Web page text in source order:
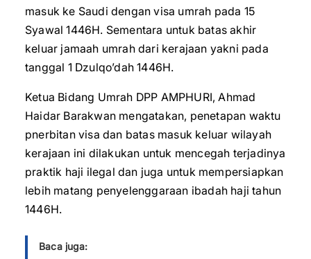
masuk ke Saudi dengan visa umrah pada 15
Syawal 1446H. Sementara untuk batas akhir
keluar jamaah umrah dari kerajaan yakni pada
tanggal 1 Dzulqo’dah 1446H.
Ketua Bidang Umrah DPP AMPHURI, Ahmad
Haidar Barakwan mengatakan, penetapan waktu
pnerbitan visa dan batas masuk keluar wilayah
kerajaan ini dilakukan untuk mencegah terjadinya
praktik haji ilegal dan juga untuk mempersiapkan
lebih matang penyelenggaraan ibadah haji tahun
1446H.
Baca juga: